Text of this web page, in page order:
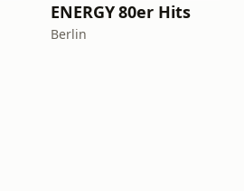
ENERGY 80er Hits
Berlin